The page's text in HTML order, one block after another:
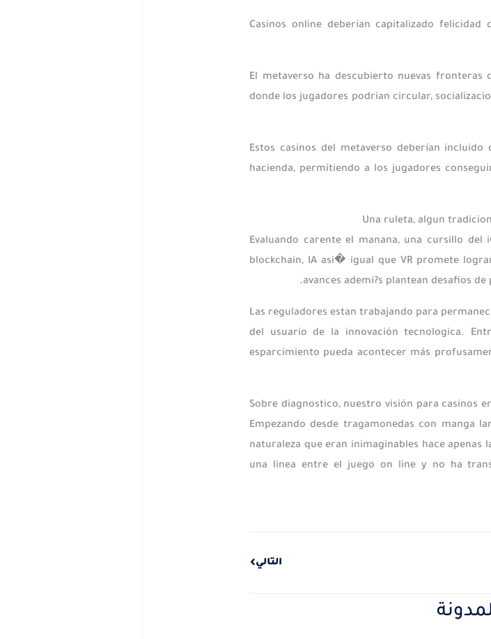
Casinos online deberían capitalizado
El metaverso ha descubierto nuevas fronteras
donde los jugadores podrian circular,
Estos casinos del metaverso deberían
hacienda, permitiendo a los jugadores
Una ruleta, algun
Evaluando carente el manana, una cursillo
blockchain, IA asi� igual que VR promete
avances ademi?s plantean desafios
Las reguladores estan trabajando para
del usuario de la innovación tecnologica.
esparcimiento pueda acontecer más
Sobre diagnostico, nuestro visión para
Empezando desde tragamonedas con manga
naturaleza que eran inimaginables hace
una linea entre el juego on line y no ha
التالي